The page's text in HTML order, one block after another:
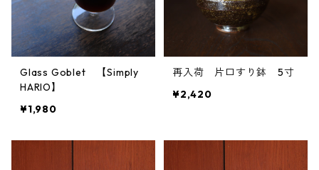
Glass Goblet 【Simply
HARIO】
¥1,980
再入荷 片口すり鉢 5寸
¥2,420